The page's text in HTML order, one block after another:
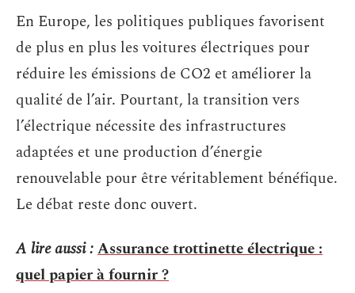
En Europe, les politiques publiques favorisent
de plus en plus les voitures électriques pour
réduire les émissions de CO2 et améliorer la
qualité de l’air. Pourtant, la transition vers
l’électrique nécessite des infrastructures
adaptées et une production d’énergie
renouvelable pour être véritablement bénéfique.
Le débat reste donc ouvert.
A lire aussi :Assurance trottinette électrique :
quel papier à fournir ?